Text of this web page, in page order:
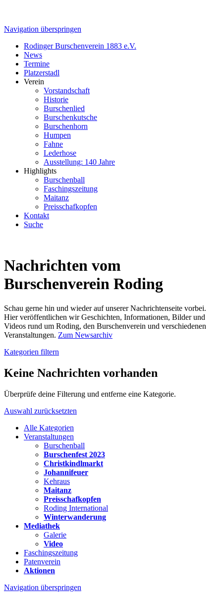
Navigation überspringen
Rodinger Burschenverein 1883 e.V.
News
Termine
Platzerstadl
Verein
Vorstandschaft
Historie
Burschenlied
Burschenkutsche
Burschenhorn
Humpen
Fahne
Lederhose
Ausstellung: 140 Jahre
Highlights
Burschenball
Faschingszeitung
Maitanz
Preisschafkopfen
Kontakt
Suche
Nachrichten vom
Burschenverein Roding
Schau gerne hin und wieder auf unserer Nachrichtenseite vorbei.
Hier veröffentlichen wir Geschichten, Informationen, Bilder und
Videos rund um Roding, den Burschenverein und verschiedenen
Veranstaltungen. Zum Newsarchiv
Kategorien filtern
Keine Nachrichten vorhanden
Überprüfe deine Filterung und entferne eine Kategorie.
Auswahl zurücksetzten
Alle Kategorien
Veranstaltungen
Burschenball
Burschenfest 2023
Christkindlmarkt
Johannifeuer
Kehraus
Maitanz
Preisschafkopfen
Roding International
Winterwanderung
Mediathek
Galerie
Video
Faschingszeitung
Patenverein
Aktionen
Navigation überspringen